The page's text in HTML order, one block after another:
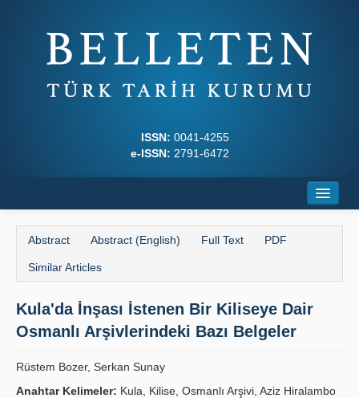
ISSN: 0041-4255
e-ISSN: 2791-6472
Journal Boards
Writing Rules
Abstract Abstract (English) Full Text PDF
Similar Articles
Kula'da İnşası İstenen Bir Ki­liseye Dair
Osmanlı Arşivlerindeki Bazı Belgeler
Rüstem Bozer, Serkan Sunay
Anahtar Kelimeler: Kula, Kilise, Osmanlı Arşivi, Aziz Hiralambo